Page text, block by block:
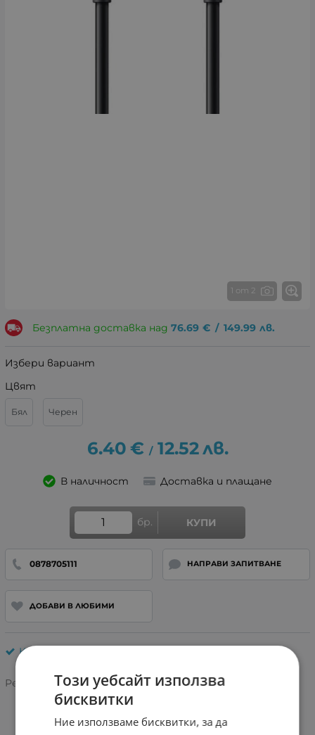
1 от 2
Безплатна доставка над 76.69 € / 149.99 лв.
Избери вариант
Цвят
Бял Черен
6.40 € / 12.52лв.
В наличност Доставка и плащане
бр. КУПИ
0878705111 НАПРАВИ ЗАПИТВАНЕ
ДОБАВИ В ЛЮБИМИ
Кабели за GSM
Рейтинг: Този уебсайт използва
бисквитки
Ние използваме бисквитки, за да